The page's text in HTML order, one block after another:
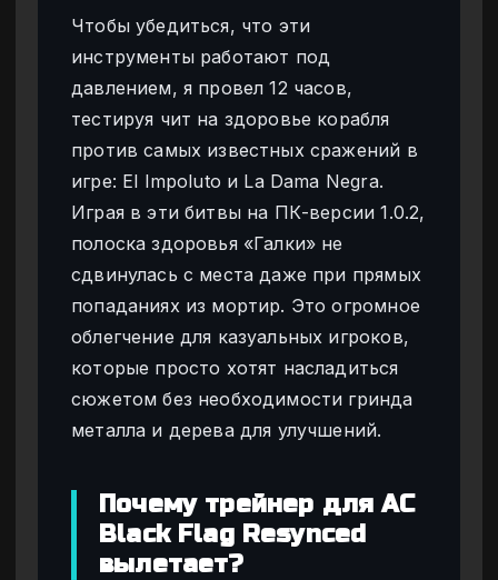
Чтобы убедиться, что эти
инструменты работают под
давлением, я провел 12 часов,
тестируя чит на здоровье корабля
против самых известных сражений в
игре: El Impoluto и La Dama Negra.
Играя в эти битвы на ПК-версии 1.0.2,
полоска здоровья «Галки» не
сдвинулась с места даже при прямых
попаданиях из мортир. Это огромное
облегчение для казуальных игроков,
которые просто хотят насладиться
сюжетом без необходимости гринда
металла и дерева для улучшений.
Почему трейнер для AC
Black Flag Resynced
вылетает?